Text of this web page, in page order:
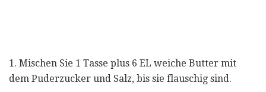
1. Mischen Sie 1 Tasse plus 6 EL weiche Butter mit
dem Puderzucker und Salz, bis sie flauschig sind.